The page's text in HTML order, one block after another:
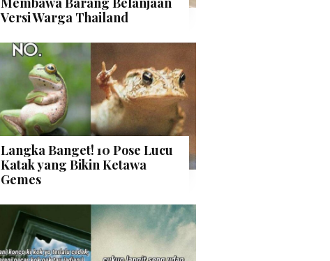
Versi Warga Thailand
Langka Banget! 10 Pose Lucu
Katak yang Bikin Ketawa
Gemes